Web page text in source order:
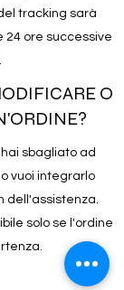
tracking sarà
24 ore successive
O
sbagliato ad
vuoi integrarlo
dell'assistenza.
solo se l'ordine